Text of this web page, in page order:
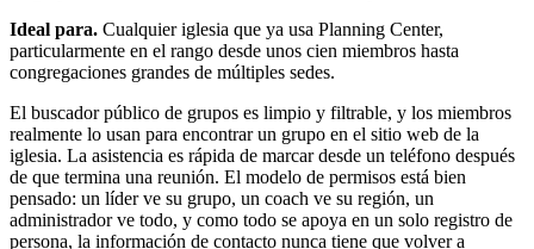
Ideal para. Cualquier iglesia que ya usa Planning Center,
particularmente en el rango desde unos cien miembros hasta
congregaciones grandes de múltiples sedes.
El buscador público de grupos es limpio y filtrable, y los miembros
realmente lo usan para encontrar un grupo en el sitio web de la
iglesia. La asistencia es rápida de marcar desde un teléfono después
de que termina una reunión. El modelo de permisos está bien
pensado: un líder ve su grupo, un coach ve su región, un
administrador ve todo, y como todo se apoya en un solo registro de
persona, la información de contacto nunca tiene que volver a